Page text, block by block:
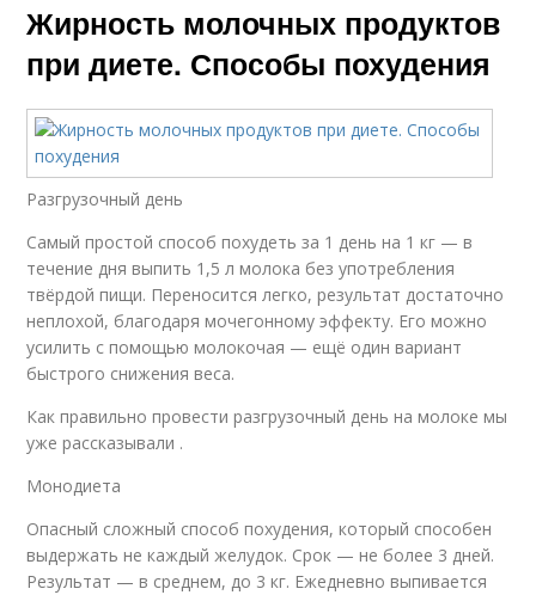
Жирность молочных продуктов
при диете. Способы похудения
Разгрузочный день
Самый простой способ похудеть за 1 день на 1 кг — в
течение дня выпить 1,5 л молока без употребления
твёрдой пищи. Переносится легко, результат достаточно
неплохой, благодаря мочегонному эффекту. Его можно
усилить с помощью молокочая — ещё один вариант
быстрого снижения веса.
Как правильно провести разгрузочный день на молоке мы
уже рассказывали .
Монодиета
Опасный сложный способ похудения, который способен
выдержать не каждый желудок. Срок — не более 3 дней.
Результат — в среднем, до 3 кг. Ежедневно выпивается